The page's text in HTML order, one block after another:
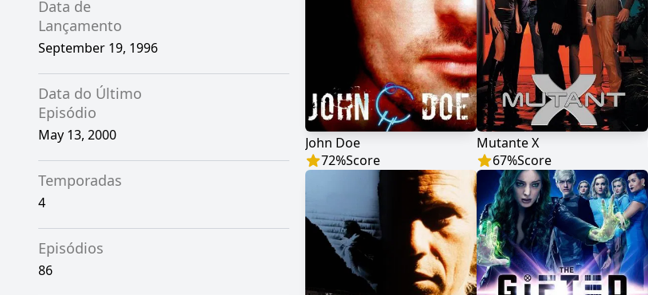
Data de
Lançamento
September 19, 1996
Data do Último
Episódio
May 13, 2000
Temporadas
4
Episódios
86
John Doe
72%Score
Mutante X
67%Score